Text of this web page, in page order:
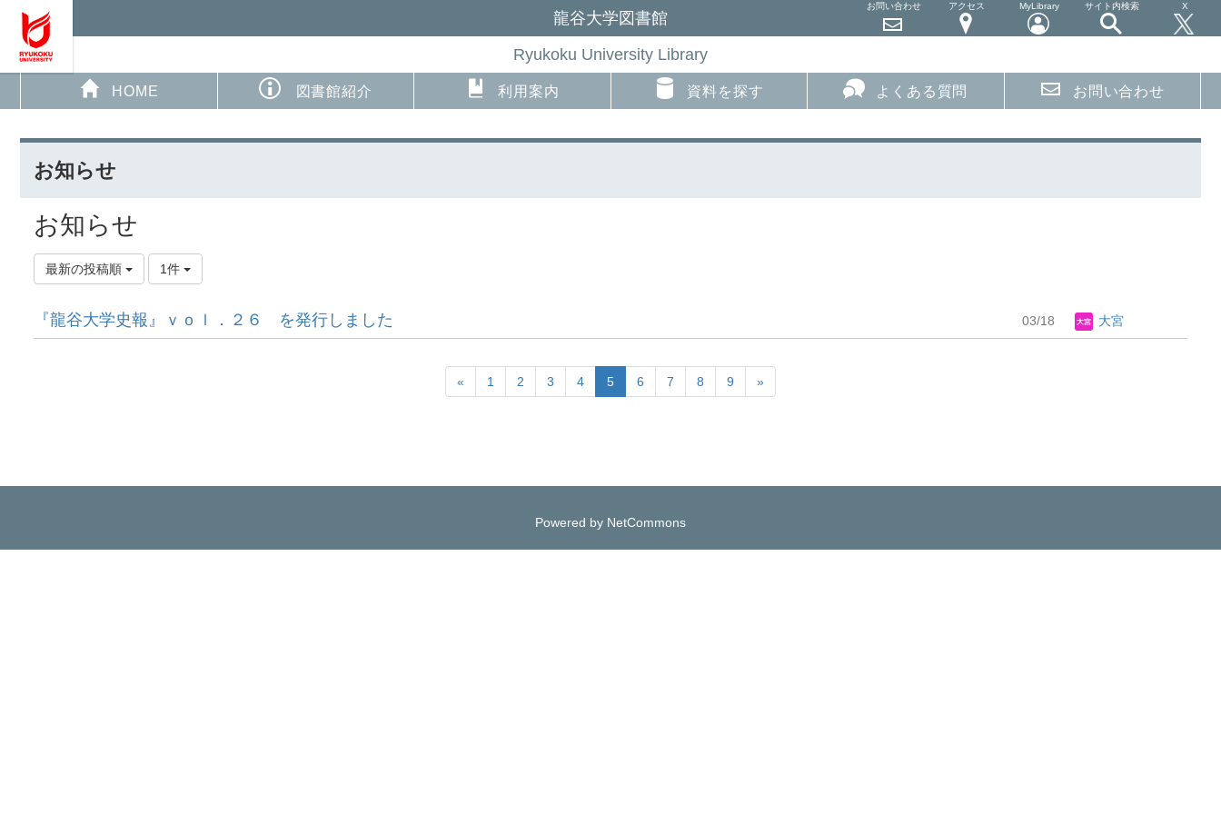
龍谷大学図書館
Ryukoku University Library
お問い合わせ アクセス MyLibrary サイト内検索 X
HOME 図書館紹介 利用案内 資料を探す よくある質問 お問い合わせ
お知らせ
お知らせ
最新の投稿順 1件
『龍谷大学史報』ｖｏｌ．２６ を発行しました 03/18 大宮
« 1 2 3 4 5 6 7 8 9 »
Powered by NetCommons